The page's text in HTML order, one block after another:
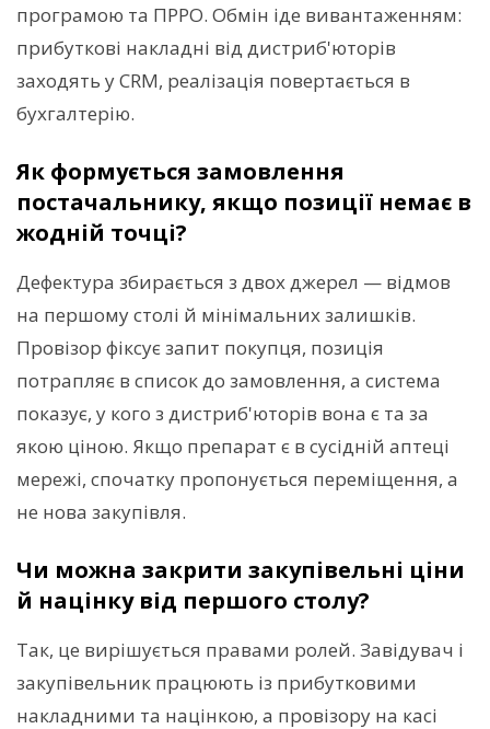
програмою та ПРРО. Обмін іде вивантаженням:
прибуткові накладні від дистриб'юторів
заходять у CRM, реалізація повертається в
бухгалтерію.
Як формується замовлення
постачальнику, якщо позиції немає в
жодній точці?
Дефектура збирається з двох джерел — відмов
на першому столі й мінімальних залишків.
Провізор фіксує запит покупця, позиція
потрапляє в список до замовлення, а система
показує, у кого з дистриб'юторів вона є та за
якою ціною. Якщо препарат є в сусідній аптеці
мережі, спочатку пропонується переміщення, а
не нова закупівля.
Чи можна закрити закупівельні ціни
й націнку від першого столу?
Так, це вирішується правами ролей. Завідувач і
закупівельник працюють із прибутковими
накладними та націнкою, а провізору на касі